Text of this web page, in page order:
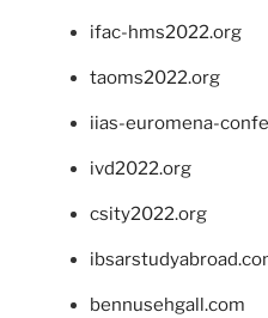
ifac-hms2022.org
taoms2022.org
iias-euromena-
ivd2022.org
csity2022.org
bennusehgall.com